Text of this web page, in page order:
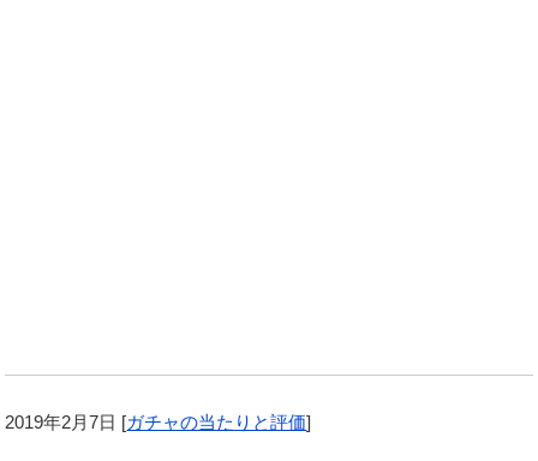
2019年2月7日 [ガチャの当たりと評価]